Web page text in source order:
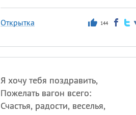
Открытка 144
Я хочу тебя поздравить,
Пожелать вагон всего:
Счастья, радости, веселья,